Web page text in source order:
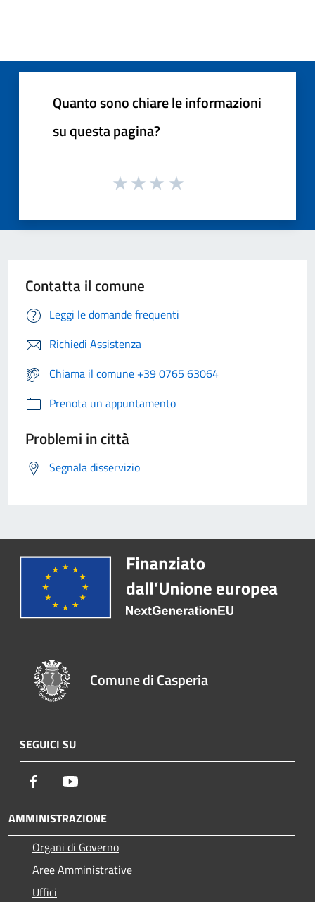
Quanto sono chiare le informazioni
su questa pagina?
Contatta il comune
Leggi le domande frequenti
Richiedi Assistenza
Chiama il comune +39 0765 63064
Prenota un appuntamento
Problemi in città
Segnala disservizio
Comune di Casperia
SEGUICI SU
Facebook
AMMINISTRAZIONE
Organi di Governo
Aree Amministrative
Uffici